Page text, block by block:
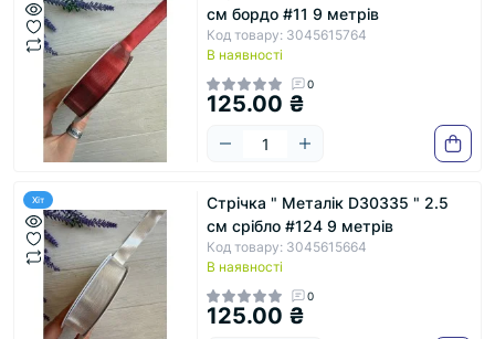
см бордо #11 9 метрів
Код товару: 3045615764
В наявності
0
125.00 ₴
Хіт
Стрічка " Металік D30335 " 2.5
см срібло #124 9 метрів
Код товару: 3045615664
В наявності
0
125.00 ₴